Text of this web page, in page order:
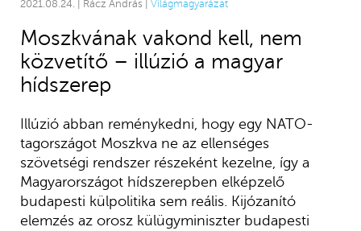
2021.08.24. | Rácz András | Világmagyarázat
Moszkvának vakond kell, nem
közvetítő – illúzió a magyar
hídszerep
Illúzió abban reménykedni, hogy egy NATO-
tagországot Moszkva ne az ellenséges
szövetségi rendszer részeként kezelne, így a
Magyarországot hídszerepben elképzelő
budapesti külpolitika sem reális. Kijózanító
elemzés az orosz külügyminiszter budapesti